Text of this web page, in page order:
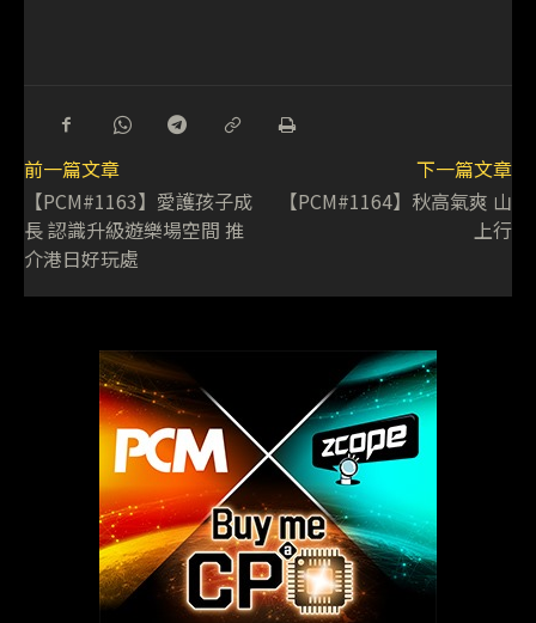
前一篇文章
【PCM#1163】愛護孩子成
長 認識升級遊樂場空間 推
介港日好玩處
下一篇文章
【PCM#1164】秋高氣爽 山
上行